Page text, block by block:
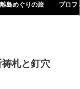
離島めぐりの旅 プロフ
札と釘穴